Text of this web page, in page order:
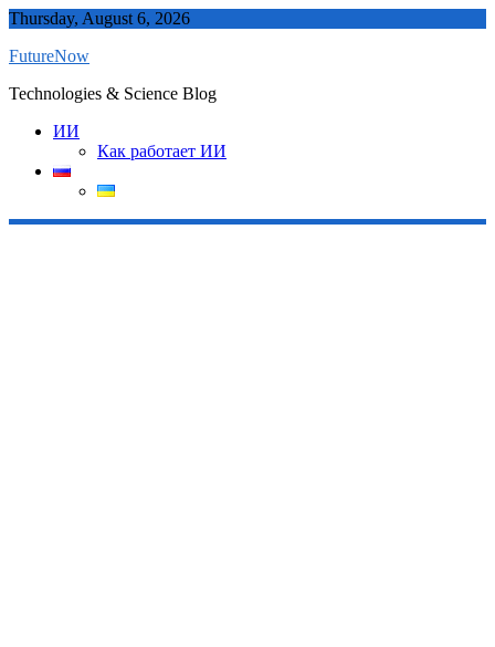
Skip
content
Thursday, August 6, 2026
FutureNow
Technologies & Science Blog
ИИ
Как работает ИИ